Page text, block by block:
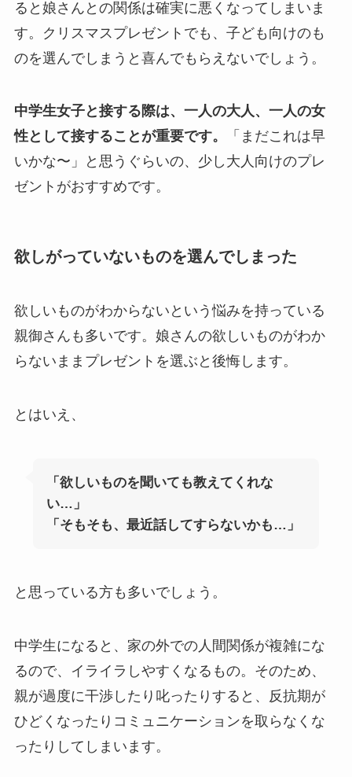
ると娘さんとの関係は確実に悪くなってしまいま
す。クリスマスプレゼントでも、子ども向けのも
のを選んでしまうと喜んでもらえないでしょう。
中学生女子と接する際は、一人の大人、一人の女
性として接することが重要です。
「まだこれは早
いかな〜」と思うぐらいの、少し大人向けのプレ
ゼントがおすすめです。
欲しがっていないものを選んでしまった
欲しいものがわからないという悩みを持っている
親御さんも多いです。娘さんの欲しいものがわか
らないままプレゼントを選ぶと後悔します。
とはいえ、
「欲しいものを聞いても教えてくれな
い…」
「そもそも、最近話してすらないかも…」
と思っている方も多いでしょう。
中学生になると、家の外での人間関係が複雑にな
るので、イライラしやすくなるもの。そのため、
親が過度に干渉したり叱ったりすると、反抗期が
ひどくなったりコミュニケーションを取らなくな
ったりしてしまいます。